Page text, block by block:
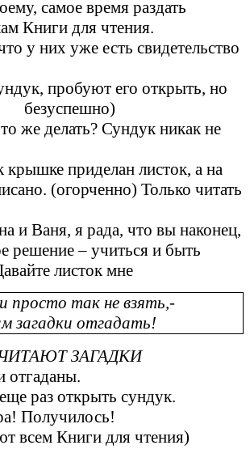
самое время раздать
Книги для чтения.
у них уже есть свидетельство
пробуют его открыть, но
безуспешно)
же делать? Сундук никак не
крышке приделан листок, а на
(огорченно) Только читать
и Ваня, я рада, что вы наконец,
решение – учиться и быть
листок мне
просто так не взять,-
загадки отгадать!
ЗАГАДКИ
отгаданы.
раз открыть сундук.
Получилось!
всем Книги для чтения)